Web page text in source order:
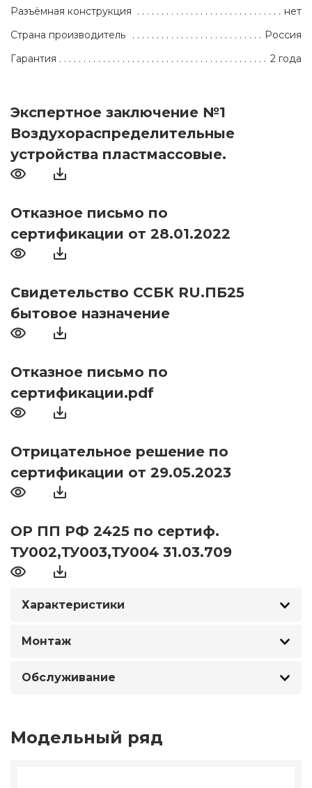
Разъёмная конструкция
нет
Страна производитель
Россия
Гарантия
2 года
Экспертное заключение №1
Воздухораспределительные
устройства пластмассовые.
Отказное письмо по
сертификации от 28.01.2022
Свидетельство ССБК RU.ПБ25
бытовое назначение
Отказное письмо по
сертификации.pdf
Отрицательное решение по
сертификации от 29.05.2023
ОР ПП РФ 2425 по сертиф.
ТУ002,ТУ003,ТУ004 31.03.709
Характеристики
Монтаж
Обслуживание
Модельный ряд